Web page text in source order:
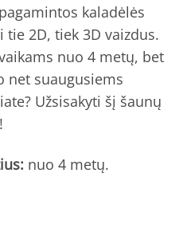
kaladėlės
2D, tiek 3D vaizdus.
nuo 4 metų, bet
net suaugusiems
Užsisakyti šį šaunų
nuo 4 metų.